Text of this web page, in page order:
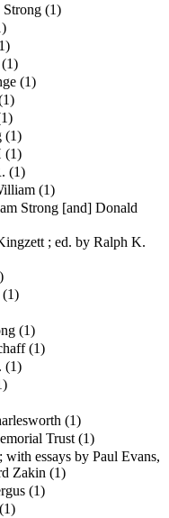
(1)
(1)
(1)
(1)
(1)
(1)
(1)
Strong [and] Donald
; ed. by Ralph K.
(1)
(1)
(1)
(1)
(1)
Trust (1)
with essays by Paul Evans,
Zakin (1)
(1)
(1)